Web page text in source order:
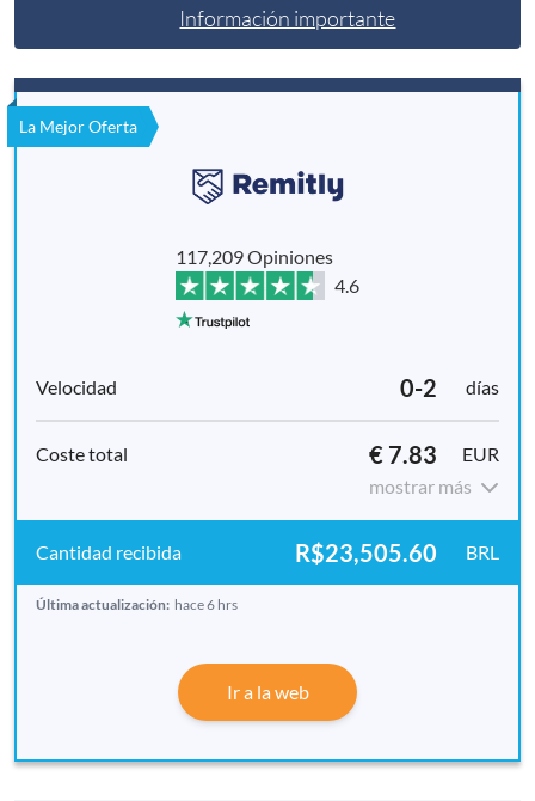
Información importante
La Mejor Oferta
117,209 Opiniones
4.6
0-2 días
€ 7.83
EUR
mostrar más
R$23,505.60 BRL
Última actualización: hace 6 hrs
Ir a la web